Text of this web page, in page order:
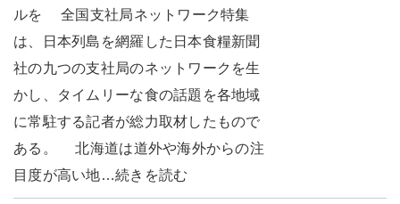
ルを 全国支社局ネットワーク特集
は、日本列島を網羅した日本食糧新聞
社の九つの支社局のネットワークを生
かし、タイムリーな食の話題を各地域
に常駐する記者が総力取材したもので
ある。 北海道は道外や海外からの注
目度が高い地…続きを読む